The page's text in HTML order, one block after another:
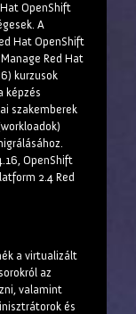
OpenShift
A
Hat OpenShift
Red Hat
kurzusok
képzés
szakemberek
OpenShift
2.4 Red
a virtualizált
az
valamint
és